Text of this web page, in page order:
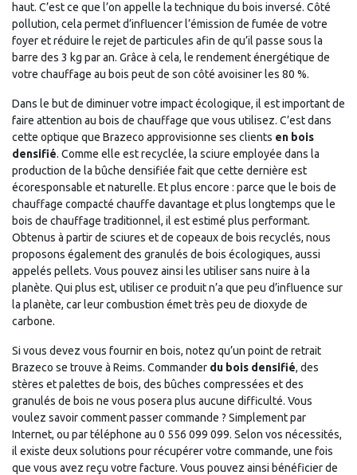
haut. C’est ce que l’on appelle la technique du bois inversé. Côté
pollution, cela permet d’influencer l’émission de fumée de votre
foyer et réduire le rejet de particules afin de qu’il passe sous la
barre des 3 kg par an. Grâce à cela, le rendement énergétique de
votre chauffage au bois peut de son côté avoisiner les 80 %.
Dans le but de diminuer votre impact écologique, il est important de
faire attention au bois de chauffage que vous utilisez. C’est dans
cette optique que Brazeco approvisionne ses clients en bois
densifié. Comme elle est recyclée, la sciure employée dans la
production de la bûche densifiée fait que cette dernière est
écoresponsable et naturelle. Et plus encore : parce que le bois de
chauffage compacté chauffe davantage et plus longtemps que le
bois de chauffage traditionnel, il est estimé plus performant.
Obtenus à partir de sciures et de copeaux de bois recyclés, nous
proposons également des granulés de bois écologiques, aussi
appelés pellets. Vous pouvez ainsi les utiliser sans nuire à la
planète. Qui plus est, utiliser ce produit n’a que peu d’influence sur
la planète, car leur combustion émet très peu de dioxyde de
carbone.
Si vous devez vous fournir en bois, notez qu’un point de retrait
Brazeco se trouve à Reims. Commander du bois densifié, des
stères et palettes de bois, des bûches compressées et des
granulés de bois ne vous posera plus aucune difficulté. Vous
voulez savoir comment passer commande ? Simplement par
Internet, ou par téléphone au 0 556 099 099. Selon vos nécessités,
il existe deux solutions pour récupérer votre commande, une fois
que vous avez reçu votre facture. Vous pouvez ainsi bénéficier de